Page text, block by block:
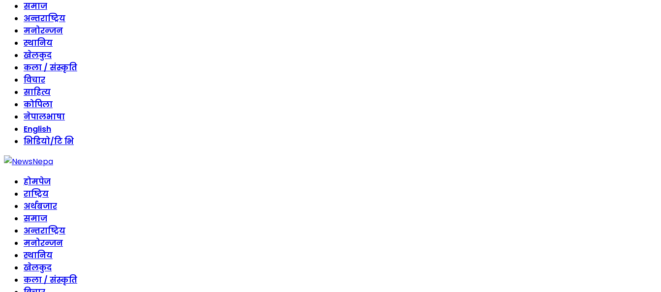
समाज
अन्तराष्ट्रिय
मनोरन्जन
स्थानिय
खेलकुद
कला / संस्कृति
विचार
साहित्य
कोपिला
नेपालभाषा
English
भिडियो/टि भि
होमपेज
राष्ट्रिय
अर्थबजार
समाज
अन्तराष्ट्रिय
मनोरन्जन
स्थानिय
खेलकुद
कला / संस्कृति